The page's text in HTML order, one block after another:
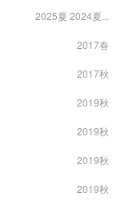
2025夏 2024夏...
2017春
2017秋
2019秋
2019秋
2019秋
2019秋